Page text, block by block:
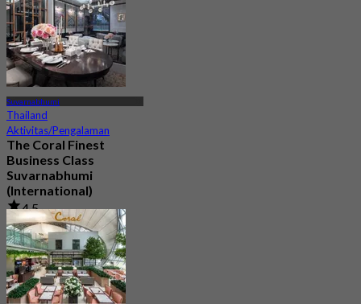
Suvarnabhumi
Thailand
Aktivitas/Pengalaman
The Coral Finest
Business Class
Suvarnabhumi
(International)
4.5
130 telah dipesan
Dari฿ 2,000